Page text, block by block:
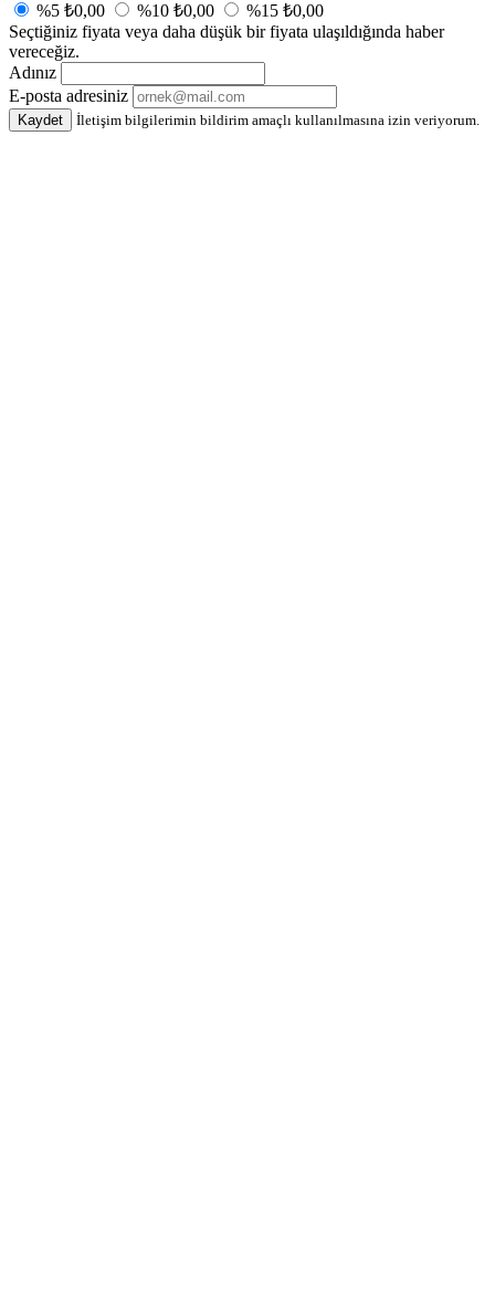
%5 ₺0,00 %10 ₺0,00 %15 ₺0,00
Seçtiğiniz fiyata veya daha düşük bir fiyata ulaşıldığında haber
vereceğiz.
Adınız
E-posta adresiniz
Kaydet İletişim bilgilerimin bildirim amaçlı kullanılmasına izin veriyorum.